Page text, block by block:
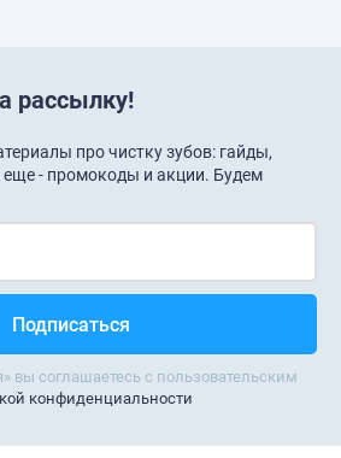
рассылку!
про чистку зубов: гайды,
еще - промокоды и акции. Будем
вы соглашаетесь с пользовательским
конфиденциальности